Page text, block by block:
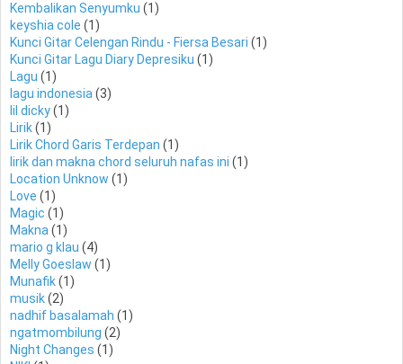
Kembalikan Senyumku (1)
keyshia cole (1)
Kunci Gitar Celengan Rindu - Fiersa Besari (1)
Kunci Gitar Lagu Diary Depresiku (1)
Lagu (1)
lagu indonesia (3)
lil dicky(1)
Lirik(1)
Lirik Chord Garis Terdepan (1)
lirik dan makna chord seluruh nafas ini (1)
Location Unknow (1)
Love (1)
Magic (1)
Makna (1)
mario g klau (4)
Melly Goeslaw (1)
Munafik(1)
musik(2)
nadhif basalamah (1)
ngatmombilung (2)
Night Changes (1)